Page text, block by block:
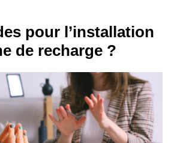
pour l’installation
de recharge ?